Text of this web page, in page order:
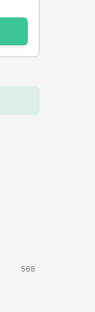
568